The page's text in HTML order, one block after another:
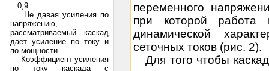
= 0,9.
Не давая усиления по
напряжению,
рассматриваемый каскад
дает усиление по току и
по мощности.
Коэффициент усиления
по току каскада с
переменного
при которой работа
динамической
сеточных токов (рис. 2).
Для того чтобы